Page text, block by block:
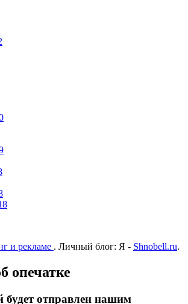
и рекламе . Личный блог: Я - Shnobell.ru.
опечатке
будет отправлен нашим